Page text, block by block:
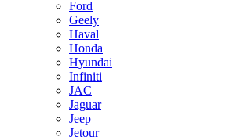
Ford
Geely
Haval
Honda
Hyundai
Infiniti
JAC
Jaguar
Jeep
Jetour